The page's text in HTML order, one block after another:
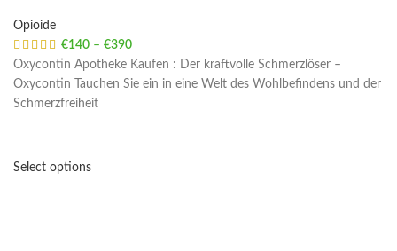
Opioide
€140 – €390
Oxycontin Apotheke Kaufen : Der kraftvolle Schmerzlöser –
Oxycontin Tauchen Sie ein in eine Welt des Wohlbefindens und der
Schmerzfreiheit
Select options